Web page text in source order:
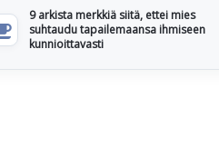
9 arkista merkkiä siitä, ettei mies
suhtaudu tapailemaansa ihmiseen
kunnioittavasti